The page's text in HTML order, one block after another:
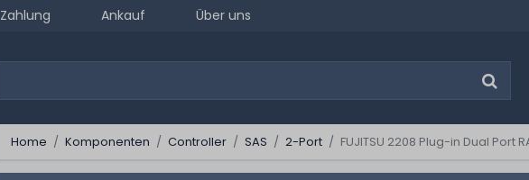
Zahlung Ankauf Über uns
Home Komponenten Controller SAS 2-Port FUJITSU 2208 Plug-in Dual Port